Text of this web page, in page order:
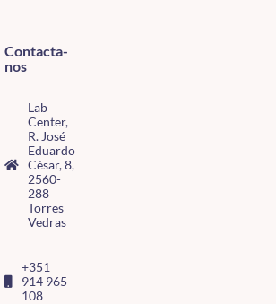
Contacta-
nos
Lab
Center,
R. José
Eduardo
César, 8,
2560-
288
Torres
Vedras
+351
914 965
108